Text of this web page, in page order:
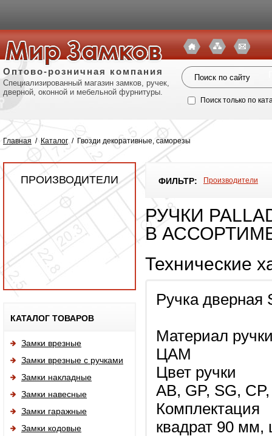
Оптово-розничная компания
Специализированный магазин замков, ручек,
дверной, оконной и мебельной фурнитуры.
Поиск только по
Главная / Каталог / Гвозди декоративные, саморезы
ПРОИЗВОДИТЕЛИ
КАТАЛОГ ТОВАРОВ
Замки врезные
Замки врезные с ручками
Замки накладные
Замки навесные
Замки гаражные
Замки кодовые
ФИЛЬТР: Производители
РУЧКИ
В
Технические
Ручка
Материал
ЦАМ
Цвет ручки
AB, GP, SG,
Комплектация
квадрат 90 мм,